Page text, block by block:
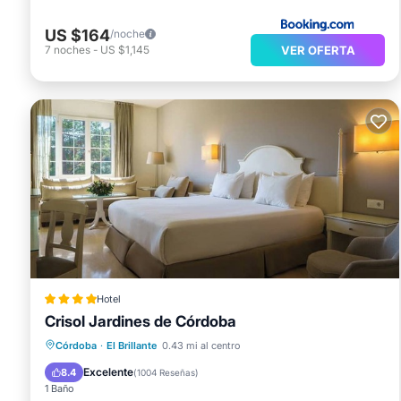
US $164/noche
7 noches - US $1,145 VER OFERTA
Hotel
Crisol Jardines de Córdoba
Córdoba · El Brillante 0.43 mi al centro
8.4 Excelente(1004 Reseñas)
1 Baño
Desayuno Aparcamiento
Balcón/Terraza